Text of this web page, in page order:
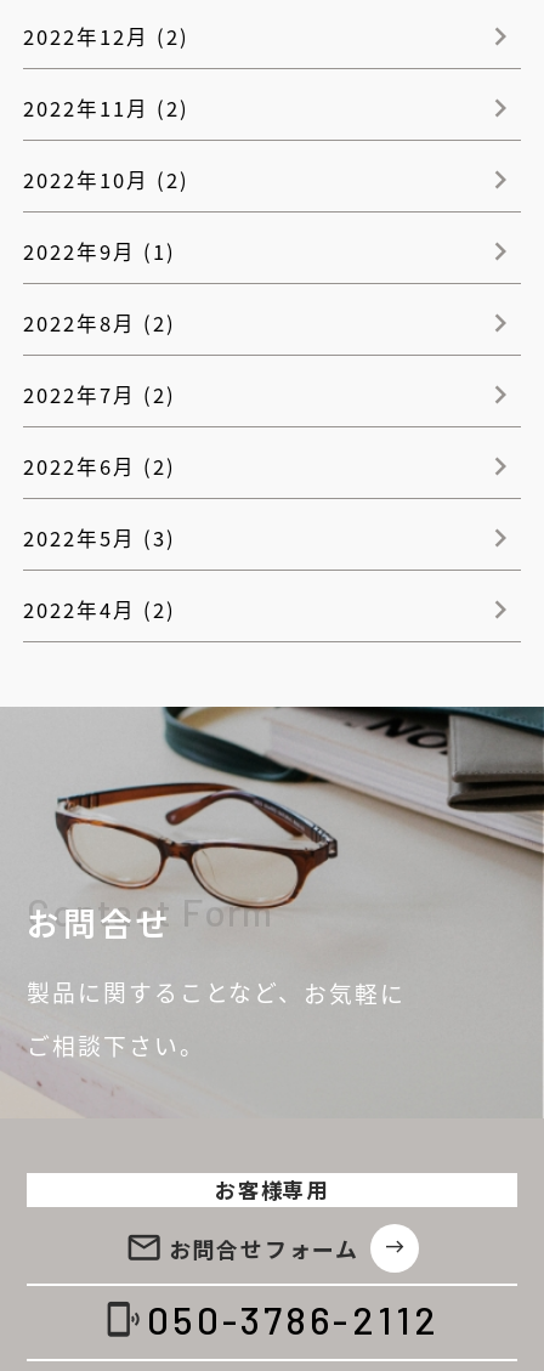
2022年12月 (2)
2022年11月 (2)
2022年10月 (2)
2022年9月 (1)
2022年8月 (2)
2022年7月 (2)
2022年6月 (2)
2022年5月 (3)
2022年4月 (2)
お問合せ
Contact Form
製品に関することなど、 お気軽に
ご相談下さい。
お客様専用
email お問合せフォーム east
phonelink_ring 050-3786-2112